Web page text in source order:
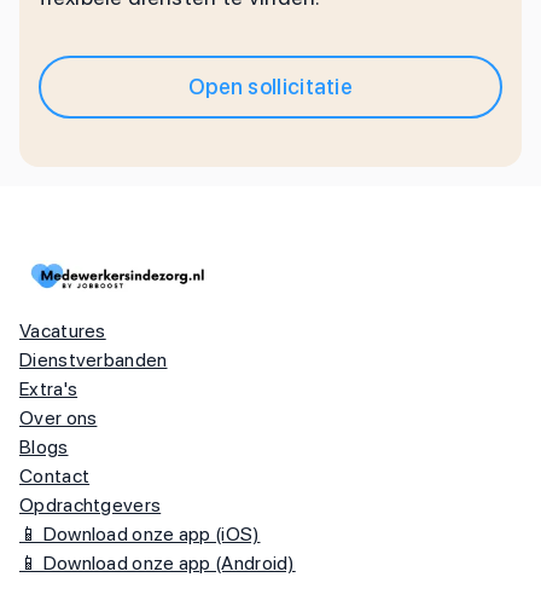
Open sollicitatie
Vacatures
Dienstverbanden
Extra's
Over ons
Blogs
Contact
Opdrachtgevers
📱 Download onze app (iOS)
📱 Download onze app (Android)